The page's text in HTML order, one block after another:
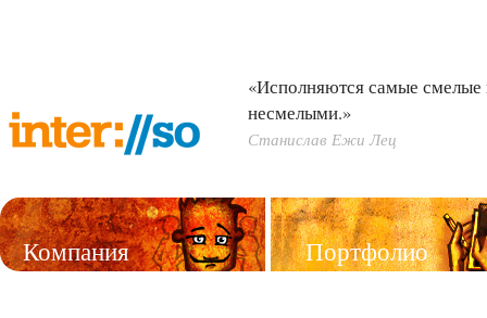
«Исполняются самые
несмелыми.»
Станислав Ежи Лец
Компания Портфолио